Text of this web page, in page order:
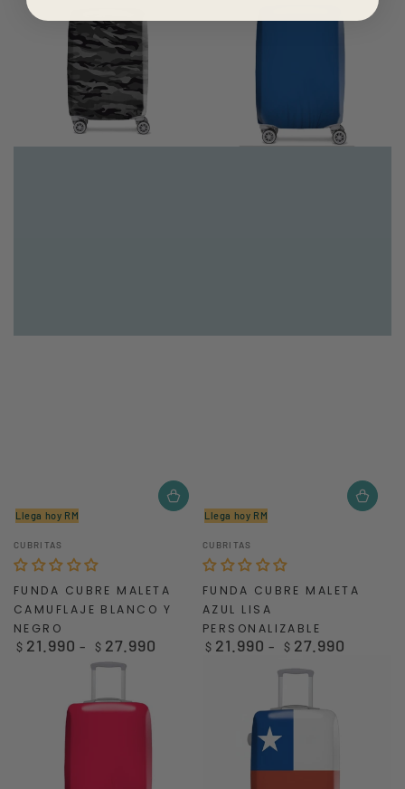
Llega hoy RM
Vendedor:
CUBRITAS
FUNDA CUBRE MALETA
CAMUFLAJE BLANCO Y
NEGRO
Precio
$ 21.990 $ 27.990
Llega hoy RM
Vendedor:
CUBRITAS
FUNDA CUBRE MALETA
AZUL LISA
PERSONALIZABLE
Precio
$ 21.990 $ 27.990